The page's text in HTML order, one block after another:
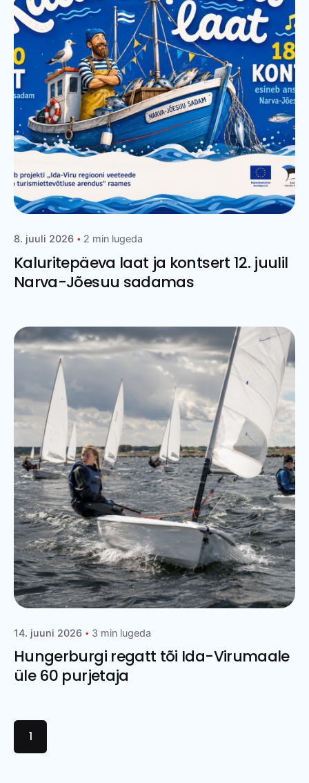
8. juuli 2026 2 min lugeda
Kaluritepäeva laat ja kontsert 12. juulil
Narva-Jõesuu sadamas
14. juuni 2026 3 min lugeda
Hungerburgi regatt tõi Ida-Virumaale
üle 60 purjetaja
1